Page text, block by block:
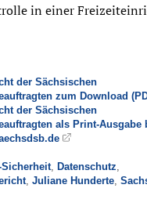
in einer
der Sächsischen
zum Download
der Sächsischen
als Print-Ausgabe
Sicherheit Datenschutz
Juliane Hunderte